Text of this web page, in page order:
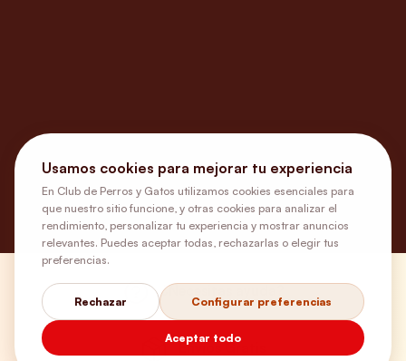
¿Necesitas ayuda?
Envíos Gratis
Usamos cookies para mejorar tu experiencia
En Club de Perros y Gatos utilizamos cookies esenciales para
que nuestro sitio funcione, y otras cookies para analizar el
rendimiento, personalizar tu experiencia y mostrar anuncios
relevantes. Puedes aceptar todas, rechazarlas o elegir tus
preferencias.
Rechazar Configurar preferencias
Aceptar todo